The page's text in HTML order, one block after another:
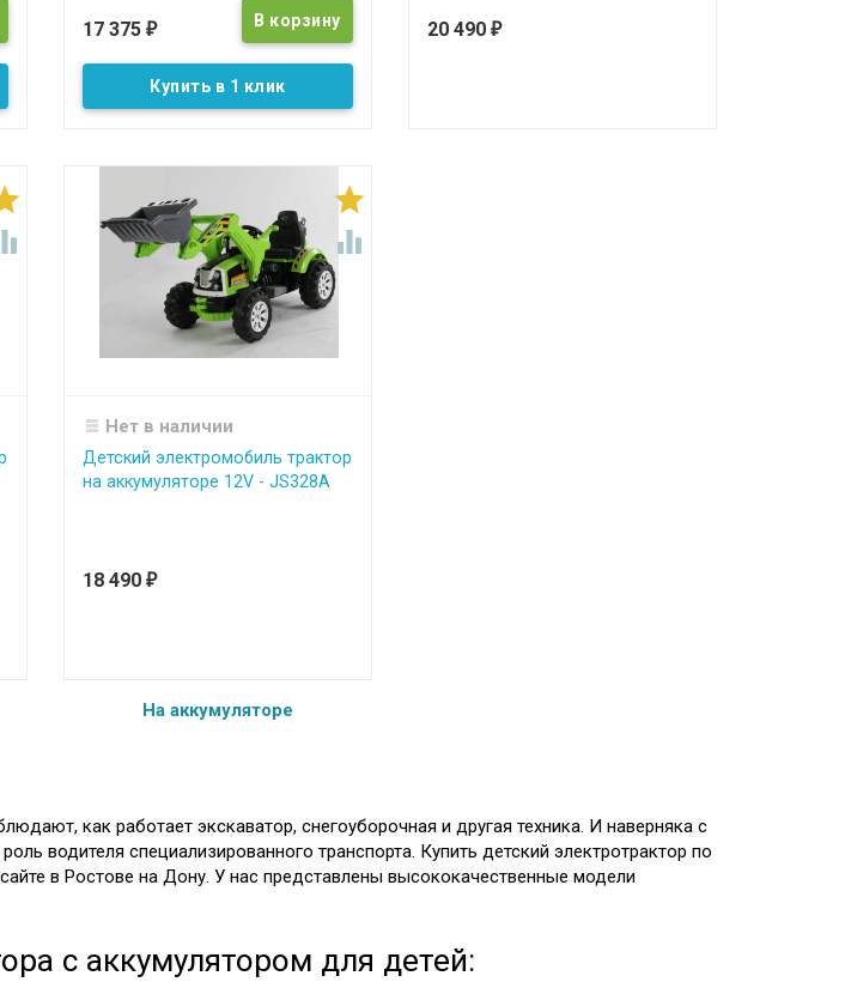
17 375 ₽
Купить в 1 клик
20 490 ₽


Нет в наличии
Детский электромобиль трактор
на аккумуляторе 12V - JS328A
18 490 ₽
На аккумуляторе
как работает экскаватор, снегоуборочная и другая техника. И наверняка с
водителя специализированного транспорта. Купить детский электротрактор по
в Ростове на Дону. У нас представлены высококачественные модели
с аккумулятором для детей: